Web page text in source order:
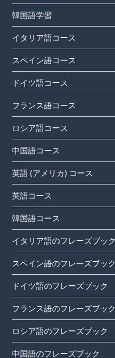
韓国語学習
イタリア語コース
スペイン語コース
ドイツ語コース
フランス語コース
ロシア語コース
中国語コース
英語 (アメリカ) コース
英語コース
韓国語コース
イタリア語のフレーズブック
スペイン語のフレーズブック
ドイツ語のフレーズブック
フランス語のフレーズブック
ロシア語のフレーズブック
中国語のフレーズブック